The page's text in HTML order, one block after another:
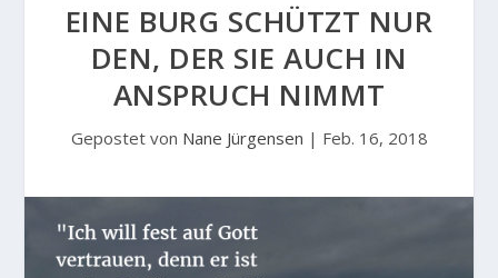
EINE BURG SCHÜTZT NUR
DEN, DER SIE AUCH IN
ANSPRUCH NIMMT
Gepostet von Nane Jürgensen | Feb. 16, 2018